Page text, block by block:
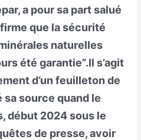
a pour sa part salué
que la sécurité
naturelles
été garantie”.Il s’agit
d’un feuilleton de
sa source quand le
début 2024 sous le
de presse, avoir